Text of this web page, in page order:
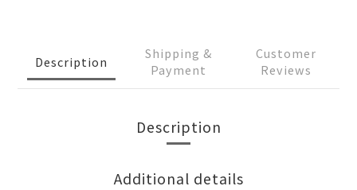
Description
Shipping &
Payment
Customer
Reviews
Description
Additional details